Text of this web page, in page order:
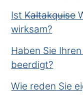
Ist K̶a̶l̶t̶a̶k̶q̶u̶i̶s̶e̶
wirksam?
Haben Sie
beerdigt?
Wie reden Sie